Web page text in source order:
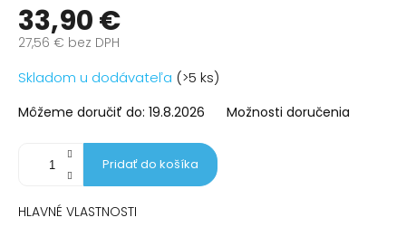
33,90 €
27,56 € bez DPH
Jednotková
cena:
Skladom u dodávateľa (>5 ks)
Môžeme doručiť do: 19.8.2026 Možnosti doručenia
Pridať do košíka
HLAVNÉ VLASTNOSTI